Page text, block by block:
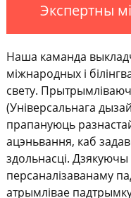
Экспертны
Наша каманда
міжнародных і
свету.
(Універсальнага
прапануюць
ацэньвання, каб
здольнасці.
персаналізаванаму
атрымлівае